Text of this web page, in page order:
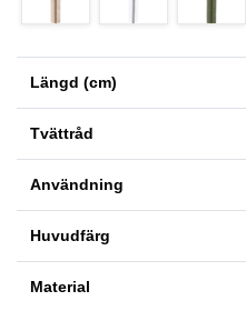
Längd (cm)
Tvättråd
Användning
Huvudfärg
Material